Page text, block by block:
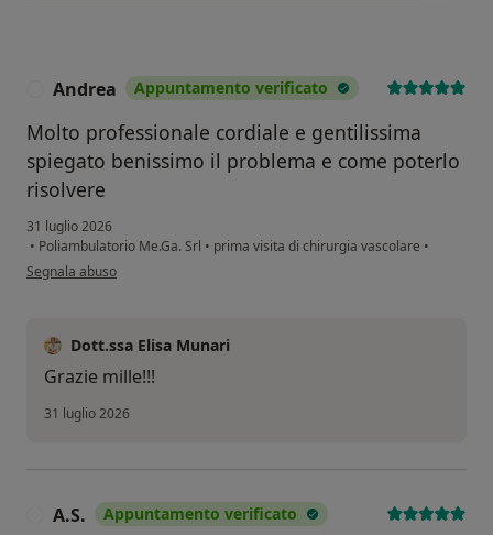
Andrea Appuntamento verificato
Molto professionale cordiale e gentilissima
spiegato benissimo il problema e come poterlo
risolvere
31 luglio 2026
• Poliambulatorio Me.Ga. Srl • prima visita di chirurgia vascolare •
secondo l'opinione dell'utente Andrea
Segnala abuso
Dott.ssa Elisa Munari
Grazie mille!!!
31 luglio 2026
A.S. Appuntamento verificato